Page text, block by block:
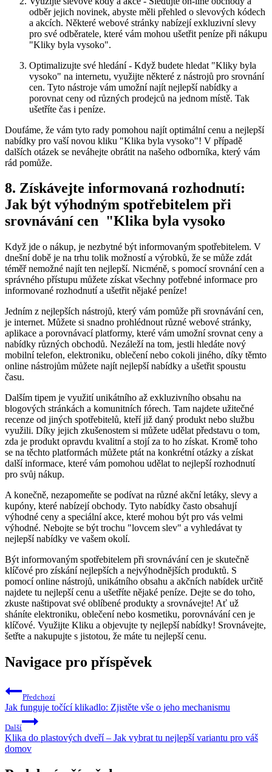
odběr ​jejich ⁢novinek, abyste měli ‍přehled o slevových kódech
a akcích. Některé webové stránky ‌nabízejí exkluzivní slevy
pro⁢ své ​odběratele, které vám ⁤mohou ušetřit ‌peníze při nákupu
"Kliky byla vysoko".
Optimalizujte své hledání -⁢ Když budete ‌hledat "Kliky byla
vysoko" na internetu, využijte⁣ některé z nástrojů⁢ pro srovnání
cen. Tyto⁣ nástroje‍ vám ⁣umožní najít nejlepší nabídky a
porovnat ceny od různých ‌prodejců na jednom místě. Tak
ušetříte čas ⁣i ‌peníze.
Doufáme, ⁤že⁣ vám ⁢tyto rady pomohou najít optimální cenu a nejlepší
nabídky pro vaší novou kliku "Klika byla vysoko"! ‍V případě
dalších otázek se‌ neváhejte obrátit na našeho odborníka, který vám
rád pomůže.
8. Získávejte informovaná rozhodnutí:​
Jak ​být výhodným ⁣spotřebitelem při
srovnávání cen ‌ "Klika⁤ byla ⁢vysoko
Když ⁤jde⁣ o nákup, je nezbytné⁢ být informovaným‌ spotřebitelem. V
dnešní době je na ​trhu tolik ⁤možností a výrobků, že se může ⁣zdát
⁢téměř nemožné‍ najít ten‍ nejlepší. Nicméně, s pomocí srovnání​ cen a
správného přístupu můžete získat ‍všechny potřebné informace ⁢pro
informované ⁤rozhodnutí⁢ a ušetřit nějaké ‍peníze!
Jedním z nejlepších ‌nástrojů, který vám pomůže při srovnávání cen,
⁣je ⁤internet. Můžete si snadno prohlédnout různé​ webové stránky,​
aplikace ‍a ⁤porovnávací‍ platformy, které vám umožní srovnat ceny a
nabídky různých obchodů. Nezáleží na tom, jestli ‌hledáte⁢ nový
mobilní telefon, elektroniku, oblečení‌ nebo⁣ cokoli jiného, díky těmto
⁣online nástrojům můžete najít​ nejlepší nabídky a ušetřit spoustu
času.
Dalším tipem‌ je využití unikátního až​ exkluzivního‍ obsahu ‌na
blogových stránkách a ⁢komunitních fórech.​ Tam najdete ‍užitečné‍
recenze ⁤od jiných​ spotřebitelů, kteří ​již daný produkt nebo‍ službu⁣
využili. Díky ⁣jejich zkušenostem si můžete ‌udělat představu o tom,
zda je produkt opravdu kvalitní⁢ a stojí ⁢za to ho získat.⁣ Kromě toho
se na‍ těchto ⁤platformách‍ můžete ptát‌ na konkrétní otázky ⁤a získat
další informace, ​které vám pomohou ​udělat to nejlepší rozhodnutí
pro svůj ⁤nákup.
A konečně, nezapomeňte se podívat na ​různé akční letáky, slevy a
kupóny,⁣ které nabízejí obchody. Tyto‍ nabídky často obsahují
výhodné ceny‌ a speciální akce,⁤ které mohou ⁤být pro vás velmi
výhodné. Nebojte⁤ se být trochu "lovcem ‍slev" a‍ vyhledávat ty
⁤nejlepší ‍nabídky⁢ ve vašem okolí.
Být informovaným spotřebitelem při‌ srovnávání ⁢cen je⁢ skutečně
klíčové pro získání nejlepších a⁤ nejvýhodnějších⁤ produktů. S
pomocí online nástrojů, unikátního obsahu ⁢a⁢ akčních nabídek​ určitě
najdete ⁣tu nejlepší cenu a ušetříte nějaké​ peníze. ​Dejte se ⁤do toho,
zkuste naštipovat‍ své oblíbené produkty a srovnávejte! Ať už
sháníte elektroniku, oblečení nebo kosmetiku, porovnávání cen je
klíčové.⁣ Využijte Kliku a objevujte‍ ty nejlepší ‍nabídky! Srovnávejte,
šetřte a nakupujte ⁢s jistotou, že​ máte tu‍ nejlepší cenu.
Navigace pro příspěvek
Předchozí
Jak funguje točící klikadlo: Zjistěte vše o jeho mechanismu
Další
Klika do plastových dveří – Jak vybrat tu nejlepší variantu pro váš
domov